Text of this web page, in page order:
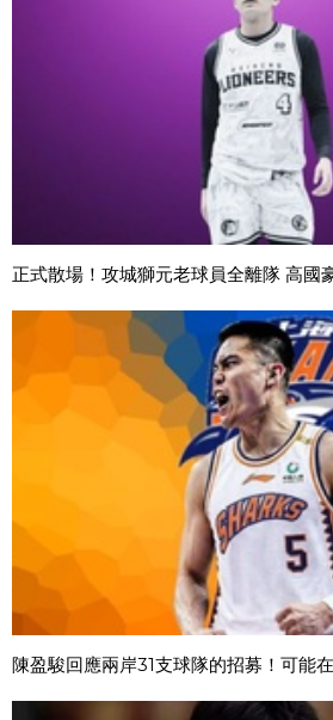
正式散場！攻城獅元老球員全離隊 高國
陳盈駿回應兩岸31支球隊的招募！可能